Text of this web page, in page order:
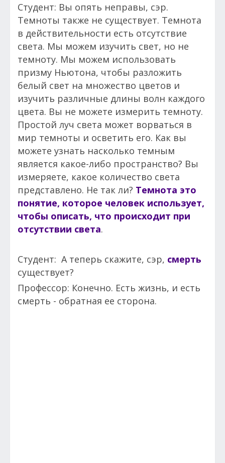
Студент: Вы опять неправы, сэр.
Темноты также не существует. Темнота
в действительности есть отсутствие
света. Мы можем изучить свет, но не
темноту. Мы можем использовать
призму Ньютона, чтобы разложить
белый свет на множество цветов и
изучить различные длины волн каждого
цвета. Вы не можете измерить темноту.
Простой луч света может ворваться в
мир темноты и осветить его. Как вы
можете узнать насколько темным
является какое-либо пространство? Вы
измеряете, какое количество света
представлено. Не так ли? Темнота это
понятие, которое человек использует,
чтобы описать, что происходит при
отсутствии света.
Студент: А теперь скажите, сэр, смерть
существует?
Профессор: Конечно. Есть жизнь, и есть
смерть - обратная ее сторона.